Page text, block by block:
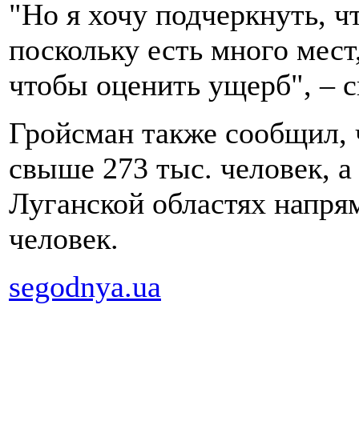
"Но я хочу подчеркнуть,
поскольку есть много
чтобы оценить ущерб", –
Гройсман также
свыше 273 тыс. человек,
Луганской областях
человек.
segodnya.ua